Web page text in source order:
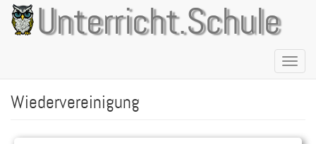
Direkt
zum
Inhalt
Unterricht.Schule
Wiedervereinigung